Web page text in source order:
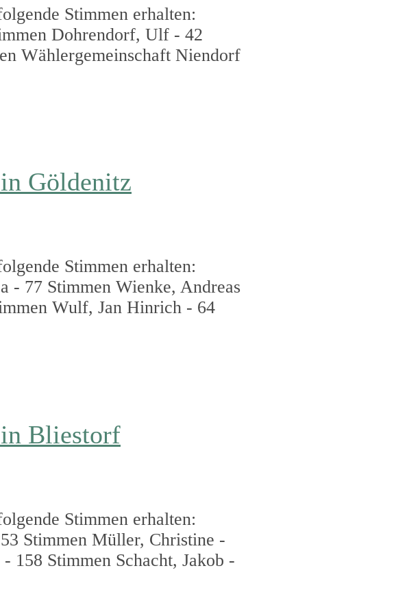
Stimmen erhalten:
Dohrendorf, Ulf - 42
Wählergemeinschaft Niendorf
Göldenitz
Stimmen erhalten:
- 77 Stimmen Wienke, Andreas
Wulf, Jan Hinrich - 64
in Bliestorf
Stimmen erhalten:
Stimmen Müller, Christine -
158 Stimmen Schacht, Jakob -